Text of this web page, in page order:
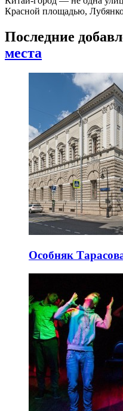
Красной площадью,
Последние
места
Особняк